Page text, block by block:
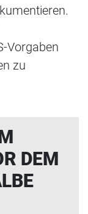
Vorgaben
zu
DEM